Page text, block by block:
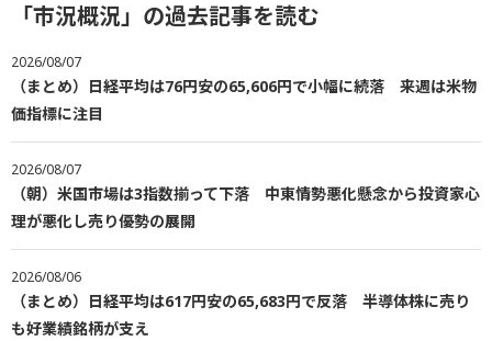
「市況概況」の過去記事を読む
2026/08/07
（まとめ）日経平均は76円安の65,606円で小幅に続落 来週は米物
価指標に注目
2026/08/07
（朝）米国市場は3指数揃って下落 中東情勢悪化懸念から投資家心
理が悪化し売り優勢の展開
2026/08/06
（まとめ）日経平均は617円安の65,683円で反落 半導体株に売り
も好業績銘柄が支え